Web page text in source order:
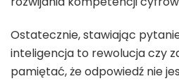
Ostatecznie, stawiając
inteligencja to rewolucja czy
pamiętać, że odpowiedź nie